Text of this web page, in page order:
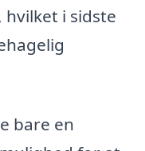
i sidste
bare en